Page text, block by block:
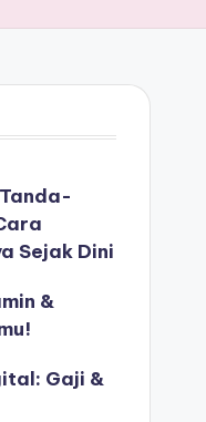
Sejak Dini
&
Gaji &